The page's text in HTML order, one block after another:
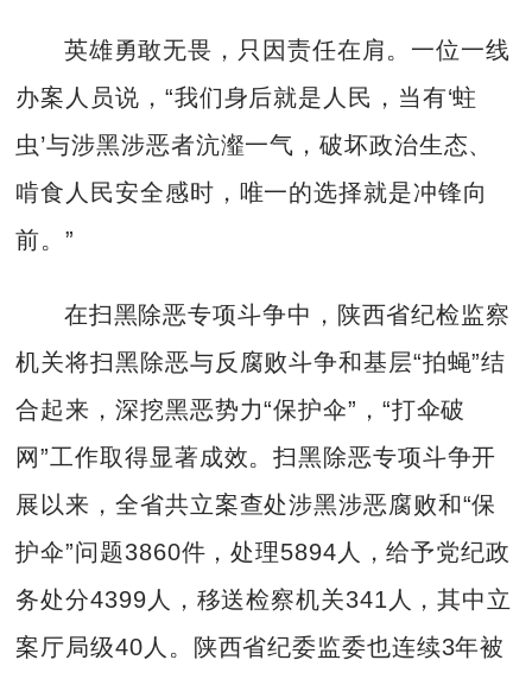
英雄勇敢无畏，只因责任在肩。一位一线
办案人员说，“我们身后就是人民，当有‘蛀
虫’与涉黑涉恶者沆瀣一气，破坏政治生态、
啃食人民安全感时，唯一的选择就是冲锋向
前。”
在扫黑除恶专项斗争中，陕西省纪检监察
机关将扫黑除恶与反腐败斗争和基层“拍蝇”结
合起来，深挖黑恶势力“保护伞”，“打伞破
网”工作取得显著成效。扫黑除恶专项斗争开
展以来，全省共立案查处涉黑涉恶腐败和“保
护伞”问题3860件，处理5894人，给予党纪政
务处分4399人，移送检察机关341人，其中立
案厅局级40人。陕西省纪委监委也连续3年被